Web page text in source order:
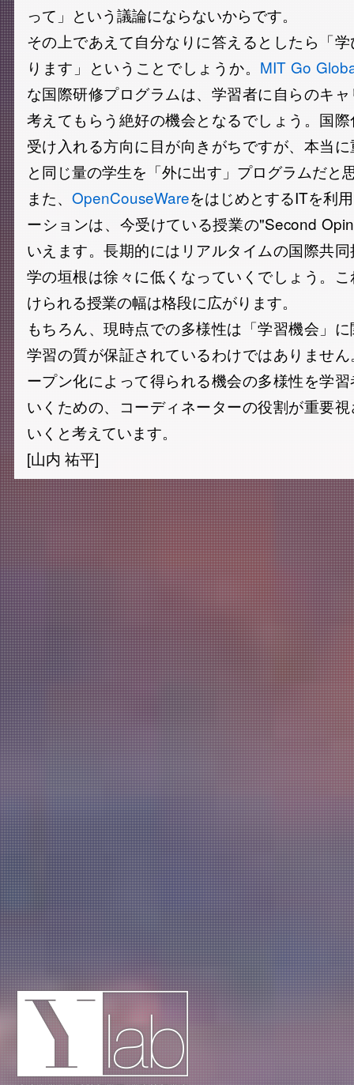
って」という議論にならないからです。
その上であえて自分なりに答えるとしたら「
ります」ということでしょうか。 MIT Go
な国際研修プログラムは、学習者に自らのキ
考えてもらう絶好の機会となるでしょう。国
受け入れる方向に目が向きがちですが、本当
と同じ量の学生を「外に出す」プログラムだと
また、 OpenCouseWareをはじめとするITを利
ーションは、今受けている授業の"Second
いえます。長期的にはリアルタイムの国際共
学の垣根は徐々に低くなっていくでしょう。
けられる授業の幅は格段に広がります。
もちろん、現時点での多様性は「学習機会」
学習の質が保証されているわけではありませ
ープン化によって得られる機会の多様性を学
いくための、コーディネーターの役割が重要
いくと考えています。
[山内 祐平]